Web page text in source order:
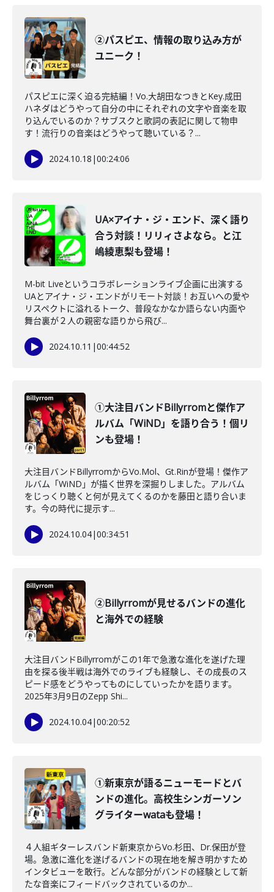
②パスピエ、情報の取り込み方が
ユニーク！
パスピエに深く迫る完結編！Vo.大胡田なつきとKey.成田
ハネダはどうやって自分の中にそれぞれの文字や音楽を取
り込んでいるのか？サブスクと歌詞の表記に関して物申
す！流行りの音楽はどうやって聴いている？...
2024.10.18 |00:24:06
UA×アイナ・ジ・エンド、深く語り
合う対談！リリィさよなら。と江
嶋綾恵梨も登場！
M-bit Liveというコラボレーションライブ企画に出演する
UAとアイナ・ジ・エンドがリモート対談！お互いへの愛や
リスペクトに溢れるトーク、普段なかなか語らない内面や
舞台裏が２人の親密な語りから飛び...
2024.10.11 |00:44:52
①大注目バンドBillyrromと傑作ア
ルバム「WiND」を語り合う！個リ
ンも登場！
大注目バンドBillyrromからVo.Mol、Gt.Rinが登場！傑作ア
ルバム「WiND」が描く世界を深掘りしました。アルバム
をじっくり聴くと何が見えてくるのかを藤田と語り合いま
す。今の時代に提示す...
2024.10.04|00:34:51
②Billyrromが見せるバンドの進化
と海外での経験
大注目バンドBillyrromがこの1年で急激な進化を遂げた理
由を探る後半戦は海外でのライブも経験し、その成長のス
ピード感をどうやってものにしていったかを語ります。
2025年3月9日のZepp Shi...
2024.10.04|00:20:52
①新東京が語るニューモードとバ
ンドの進化。高校生シンガーソン
グライターwataも登場！
４人組ギターレスバンド新東京からVo.杉田、Dr.保田が登
場。急激に進化を遂げるバンドの現在地を解き明かすため
インタビューを敢行。どんな部分がバンドの経験として新
たな音楽にフィードバックされているのか...